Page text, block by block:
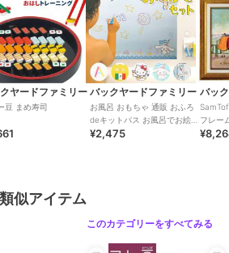
る 動く かわいい グッズ オスト ギフト
を承ります
クヤードファミリー
クヤードファミリー
ー・ゲーム
その他おもち
豆シバ
ヤードファミリー
豆 まめ寿司
バックヤードファミリー
お風呂 おもちゃ 通販 おふろ
deキットパス お風呂でお絵か
き kitpas kitpas for
¥2,475
バッ
フレー
似アイテム
このカテゴリーをすべてみる